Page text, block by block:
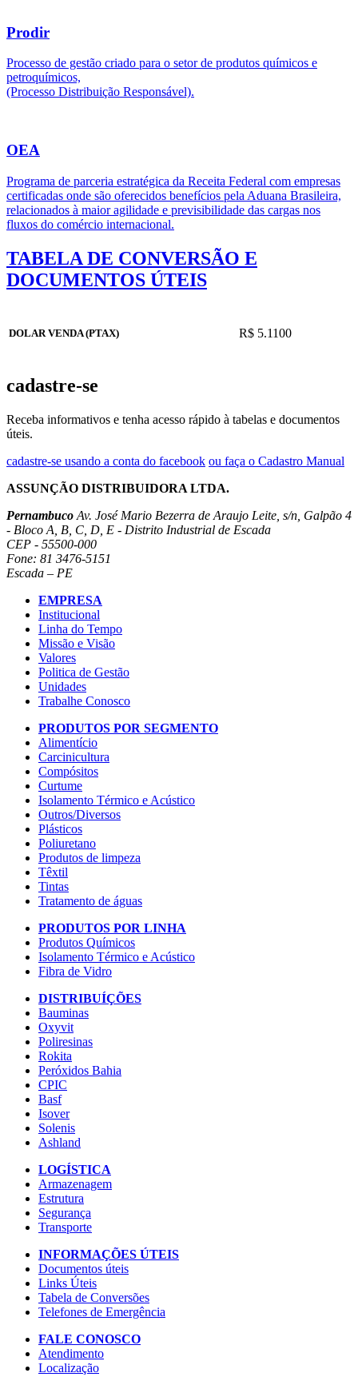
Prodir
Processo de gestão criado para o setor de produtos químicos e
petroquímicos,
(Processo Distribuição Responsável).
OEA
Programa de parceria estratégica da Receita Federal com empresas
certificadas onde são oferecidos benefícios pela Aduana Brasileira,
relacionados à maior agilidade e previsibilidade das cargas nos
fluxos do comércio internacional.
TABELA DE CONVERSÃO E
DOCUMENTOS ÚTEIS
DOLAR VENDA (PTAX) R$ 5.1100
cadastre-se
Receba informativos e tenha acesso rápido à tabelas e documentos
úteis.
cadastre-se usando a conta do facebook ou faça o Cadastro Manual
ASSUNÇÃO DISTRIBUIDORA LTDA.
Pernambuco Av. José Mario Bezerra de Araujo Leite, s/n, Galpão 4
- Bloco A, B, C, D, E - Distrito Industrial de Escada
CEP - 55500-000
Fone: 81 3476-5151
Escada – PE
EMPRESA
Institucional
Linha do Tempo
Missão e Visão
Valores
Politica de Gestão
Unidades
Trabalhe Conosco
PRODUTOS POR SEGMENTO
Alimentício
Carcinicultura
Compósitos
Curtume
Isolamento Térmico e Acústico
Outros/Diversos
Plásticos
Poliuretano
Produtos de limpeza
Têxtil
Tintas
Tratamento de águas
PRODUTOS POR LINHA
Produtos Químicos
Isolamento Térmico e Acústico
Fibra de Vidro
DISTRIBUÍÇÕES
Bauminas
Oxyvit
Poliresinas
Rokita
Peróxidos Bahia
CPIC
Basf
Isover
Solenis
Ashland
LOGÍSTICA
Armazenagem
Estrutura
Segurança
Transporte
INFORMAÇÕES ÚTEIS
Documentos úteis
Links Úteis
Tabela de Conversões
Telefones de Emergência
FALE CONOSCO
Atendimento
Localização